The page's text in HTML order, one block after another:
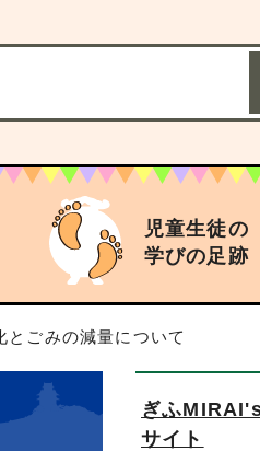
児童生徒の
学びの足跡
とごみの減量について
ぎふ
サイト